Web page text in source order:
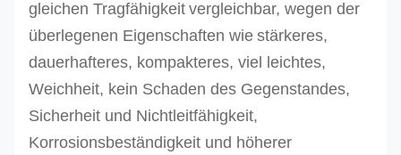
gleichen Tragfähigkeit vergleichbar, wegen der
überlegenen Eigenschaften wie stärkeres,
dauerhafteres, kompakteres, viel leichtes,
Weichheit, kein Schaden des Gegenstandes,
Sicherheit und Nichtleitfähigkeit,
Korrosionsbeständigkeit und höherer